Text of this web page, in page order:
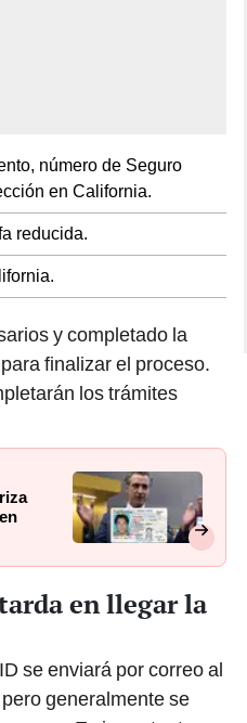
número de Seguro
en California.
reducida.
y completado la
finalizar el proceso.
los trámites
en llegar la
se enviará por correo al
generalmente se